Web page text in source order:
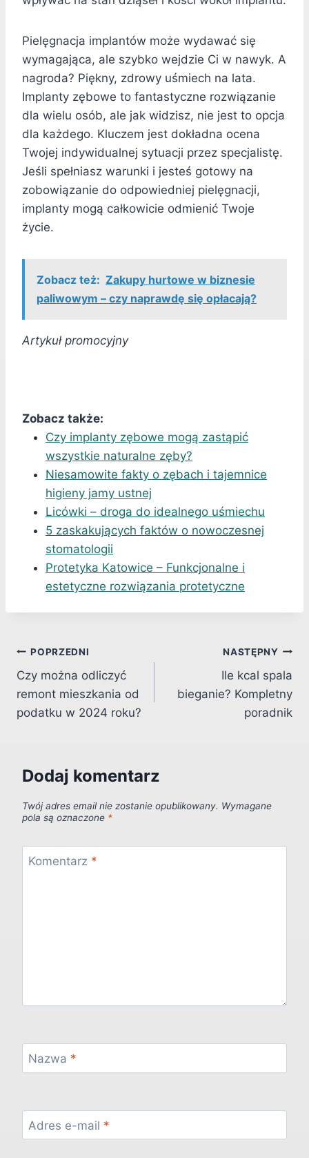
Pielęgnacja implantów może wydawać się
wymagająca, ale szybko wejdzie Ci w nawyk. A
nagroda? Piękny, zdrowy uśmiech na lata.
Implanty zębowe to fantastyczne rozwiązanie
dla wielu osób, ale jak widzisz, nie jest to opcja
dla każdego. Kluczem jest dokładna ocena
Twojej indywidualnej sytuacji przez specjalistę.
Jeśli spełniasz warunki i jesteś gotowy na
zobowiązanie do odpowiedniej pielęgnacji,
implanty mogą całkowicie odmienić Twoje
życie.
Zobacz też: Zakupy hurtowe w biznesie
paliwowym – czy naprawdę się opłacają?
Artykuł promocyjny
Zobacz także:
Czy implanty zębowe mogą zastąpić
wszystkie naturalne zęby?
Niesamowite fakty o zębach i tajemnice
higieny jamy ustnej
Licówki – droga do idealnego uśmiechu
5 zaskakujących faktów o nowoczesnej
stomatologii
Protetyka Katowice – Funkcjonalne i
estetyczne rozwiązania protetyczne
Nawigacja
wpisu
POPRZEDNI
Czy można odliczyć
remont mieszkania od
podatku w 2024 roku?
NASTĘPNY
Ile kcal spala
bieganie? Kompletny
poradnik
Dodaj komentarz
Twój adres email nie zostanie opublikowany. Wymagane
pola są oznaczone *
Komentarz *
Nazwa *
Adres e-mail *